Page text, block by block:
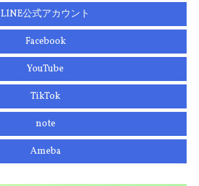
LINE公式アカウント
Facebook
YouTube
TikTok
note
Ameba